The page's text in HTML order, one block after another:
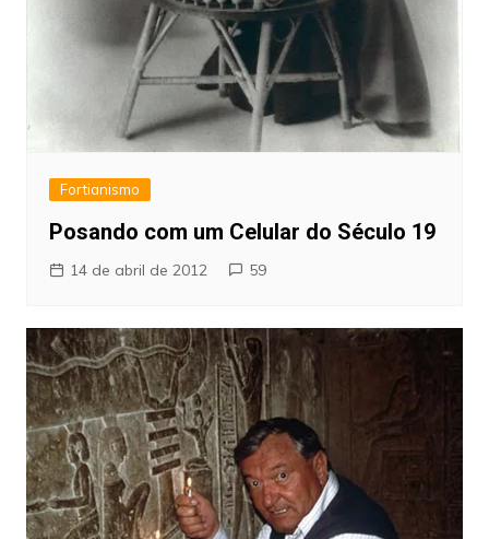
Fortianismo
Posando com um Celular do Século 19
14 de abril de 2012 59